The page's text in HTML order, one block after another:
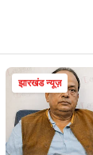
झारखंड न्यूज़